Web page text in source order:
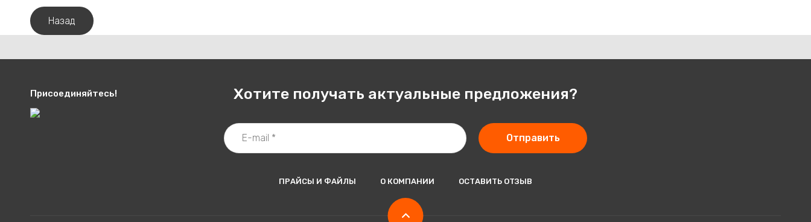
Назад
Присоединяйтесь! Хотите получать актуальные предложения?
Отправить
ПРАЙСЫ И ФАЙЛЫ О КОМПАНИИ ОСТАВИТЬ ОТЗЫВ